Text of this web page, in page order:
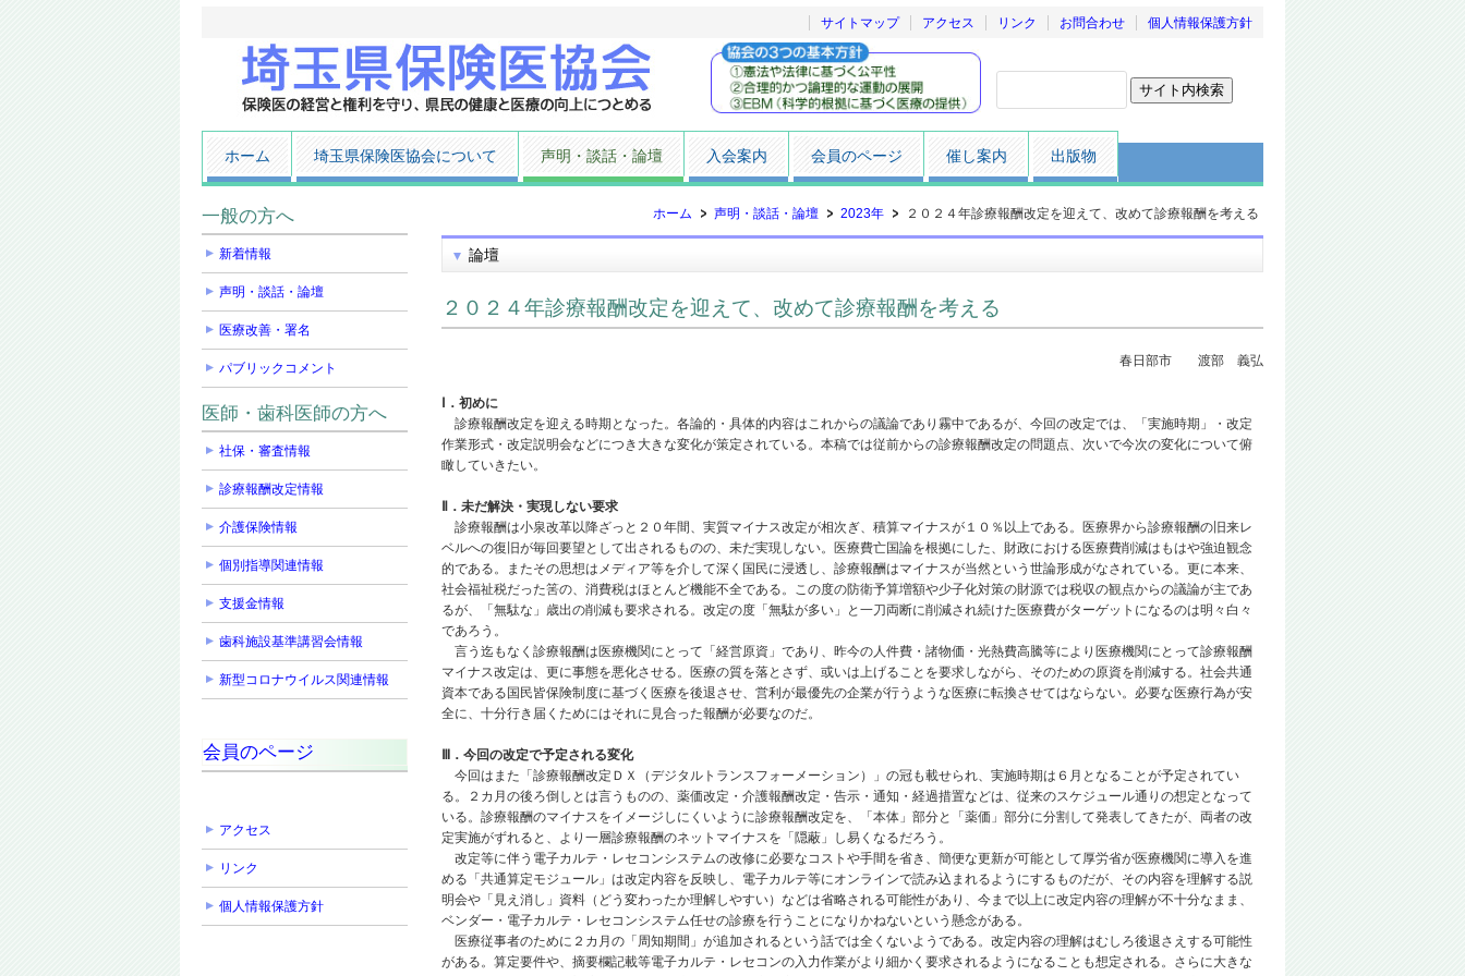
サイトマップ アクセス リンク お問合わせ 個人情報保護方針
ホーム 埼玉県保険医協会について 声明・談話・論壇 入会案内 会員のページ 催し案内 出版物
ホーム 声明・談話・論壇 2023年 ２０２４年診療報酬改定を迎えて、改めて診療報酬を考える
論壇
２０２４年診療報酬改定を迎えて、改めて診療報酬を考える
春日部市 渡部 義弘
Ⅰ．初めに
診療報酬改定を迎える時期となった。各論的・具体的内容はこれからの議論であり霧中であるが、今回の改定では、「実施時期」・改定
作業形式・改定説明会などにつき大きな変化が策定されている。本稿では従前からの診療報酬改定の問題点、次いで今次の変化について俯
瞰していきたい。
Ⅱ．未だ解決・実現しない要求
診療報酬は小泉改革以降ざっと２０年間、実質マイナス改定が相次ぎ、積算マイナスが１０％以上である。医療界から診療報酬の旧来レ
ベルへの復旧が毎回要望として出されるものの、未だ実現しない。医療費亡国論を根拠にした、財政における医療費削減はもはや強迫観念
的である。またその思想はメディア等を介して深く国民に浸透し、診療報酬はマイナスが当然という世論形成がなされている。更に本来、
社会福祉税だった筈の、消費税はほとんど機能不全である。この度の防衛予算増額や少子化対策の財源では税収の観点からの議論が主であ
るが、「無駄な」歳出の削減も要求される。改定の度「無駄が多い」と一刀両断に削減され続けた医療費がターゲットになるのは明々白々
であろう。
言う迄もなく診療報酬は医療機関にとって「経営原資」であり、昨今の人件費・諸物価・光熱費高騰等により医療機関にとって診療報酬
マイナス改定は、更に事態を悪化させる。医療の質を落とさず、或いは上げることを要求しながら、そのための原資を削減する。社会共通
資本である国民皆保険制度に基づく医療を後退させ、営利が最優先の企業が行うような医療に転換させてはならない。必要な医療行為が安
全に、十分行き届くためにはそれに見合った報酬が必要なのだ。
Ⅲ．今回の改定で予定される変化
今回はまた「診療報酬改定ＤＸ（デジタルトランスフォーメーション）」の冠も載せられ、実施時期は６月となることが予定されてい
る。２カ月の後ろ倒しとは言うものの、薬価改定・介護報酬改定・告示・通知・経過措置などは、従来のスケジュール通りの想定となって
いる。診療報酬のマイナスをイメージしにくいように診療報酬改定を、「本体」部分と「薬価」部分に分割して発表してきたが、両者の改
定実施がずれると、より一層診療報酬のネットマイナスを「隠蔽」し易くなるだろう。
改定等に伴う電子カルテ・レセコンシステムの改修に必要なコストや手間を省き、簡便な更新が可能として厚労省が医療機関に導入を進
める「共通算定モジュール」は改定内容を反映し、電子カルテ等にオンラインで読み込まれるようにするものだが、その内容を理解する説
明会や「見え消し」資料（どう変わったか理解しやすい）などは省略される可能性があり、今まで以上に改定内容の理解が不十分なまま、
ベンダー・電子カルテ・レセコンシステム任せの診療を行うことになりかねないという懸念がある。
医療従事者のために２カ月の「周知期間」が追加されるという話では全くないようである。改定内容の理解はむしろ後退さえする可能性
がある。算定要件や、摘要欄記載等電子カルテ・レセコンの入力作業がより細かく要求されるようになることも想定される。さらに大きな
一般の方へ
新着情報
声明・談話・論壇
医療改善・署名
パブリックコメント
医師・歯科医師の方へ
社保・審査情報
診療報酬改定情報
介護保険情報
個別指導関連情報
支援金情報
歯科施設基準講習会情報
新型コロナウイルス関連情報
会員のページ
アクセス
リンク
個人情報保護方針